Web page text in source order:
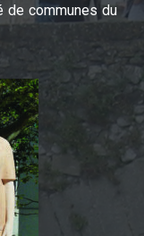
de communes du